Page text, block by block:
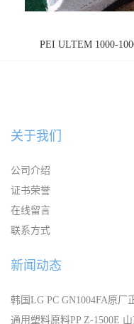
PEI ULTEM 1000-
关于我们
公司介绍
证书荣誉
在线留言
联系方式
新闻动态
韩国LG PC GN1004FA原厂
通用塑料原料PP Z-1500E